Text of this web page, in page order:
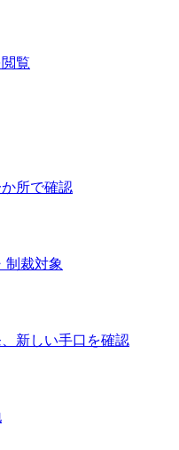
覧
所で確認
制裁対象
新しい手口を確認